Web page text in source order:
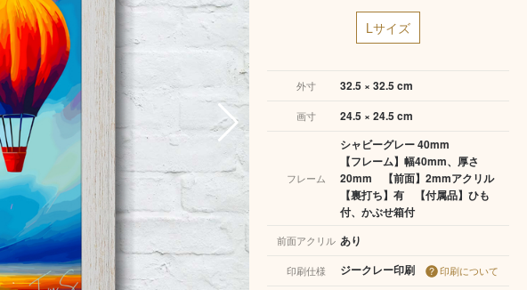
Lサイズ
外寸 32.5 × 32.5 cm
画寸 24.5 × 24.5 cm
フレーム
シャビーグレー 40mm
【フレーム】幅40mm、厚さ
20mm 【前面】2mmアクリル
【裏打ち】有 【付属品】ひも
付、かぶせ箱付
前面アクリル あり
印刷仕様 ジークレー印刷 印刷について